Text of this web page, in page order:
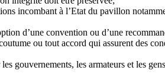
incombant à l’Etat du pavillon
d’une convention ou d’une
ou tout accord qui assurent des
gouvernements, les armateurs et les